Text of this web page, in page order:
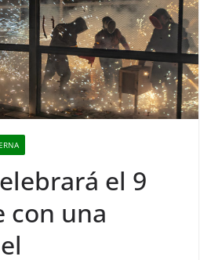
el 9
con una